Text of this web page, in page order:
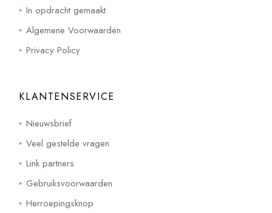
In opdracht gemaakt
Algemene Voorwaarden
Privacy Policy
KLANTENSERVICE
Nieuwsbrief
Veel gestelde vragen
Link partners
Gebruiksvoorwaarden
Herroepingsknop